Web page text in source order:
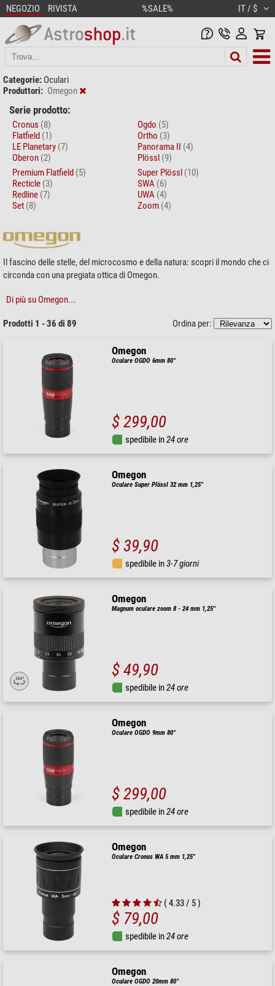
NEGOZIO RIVISTA %SALE% IT / $
Categorie: Oculari
Produttori: Omegon
Serie prodotto:
Cronus (8)
Flatfield (1)
LE Planetary (7)
Oberon (2)
Ogdo (5)
Ortho (3)
Panorama II (4)
Plössl (9)
Premium Flatfield (5)
Recticle (3)
Redline (7)
Set (8)
Super Plössl (10)
SWA (6)
UWA (4)
Zoom (4)
Il fascino delle stelle, del microcosmo e della natura: scopri il mondo che ci
circonda con una pregiata ottica di Omegon.
Di più su Omegon...
Prodotti 1 - 36 di 89 Ordina per:
Omegon
Oculare OGDO 6mm 80°
$ 299,00
spedibile in24 ore
Omegon
Oculare Super Plössl 32 mm 1,25''
$ 39,90
spedibile in3-7 giorni
Omegon
Magnum oculare zoom 8 - 24 mm 1,25''
$ 49,90
spedibile in24 ore
Omegon
Oculare OGDO 9mm 80°
$ 299,00
spedibile in24 ore
Omegon
Oculare Cronus WA 5 mm 1,25"
( 4.33 / 5 )
$ 79,00
spedibile in24 ore
Omegon
Oculare OGDO 20mm 80°